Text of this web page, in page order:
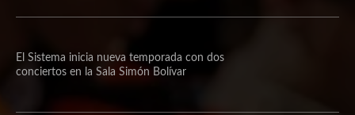
El Sistema inicia nueva temporada con dos
conciertos en la Sala Simón Bolívar